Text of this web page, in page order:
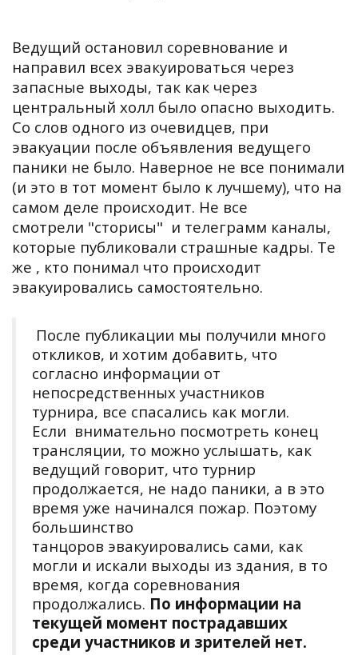
Ведущий остановил соревнование и
направил всех эвакуироваться через
запасные выходы, так как через
центральный холл было опасно выходить.
Со слов одного из очевидцев, при
эвакуации после объявления ведущего
паники не было. Наверное не все понимали
(и это в тот момент было к лучшему), что на
самом деле происходит. Не все
смотрели "сторисы" и телеграмм каналы,
которые публиковали страшные кадры. Те
же , кто понимал что происходит
эвакуировались самостоятельно.
После публикации мы получили много
откликов, и хотим добавить, что
согласно информации от
непосредственных участников
турнира, все спасались как могли.
Если внимательно посмотреть конец
трансляции, то можно услышать, как
ведущий говорит, что турнир
продолжается, не надо паники, а в это
время уже начинался пожар. Поэтому
большинство
танцоров эвакуировались сами, как
могли и искали выходы из здания, в то
время, когда соревнования
продолжались. По информации на
текущей момент пострадавших
среди участников и зрителей нет.